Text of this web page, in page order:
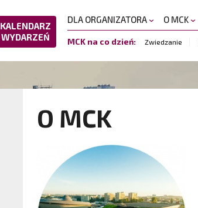
KALENDARZ
WYDARZEŃ
DLA ORGANIZATORA O MCK
MCK na co dzień: Zwiedzanie
O MCK